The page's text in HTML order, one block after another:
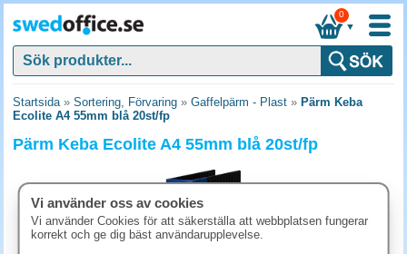
▼
0
Startsida» Sortering, Förvaring » Gaffelpärm - Plast » Pärm Keba
Ecolite A4 55mm blå 20st/fp
Pärm Keba Ecolite A4 55mm blå 20st/fp
Vi använder oss av cookies
Vi använder Cookies för att säkerställa att webbplatsen fungerar
korrekt och ge dig bäst användarupplevelse.